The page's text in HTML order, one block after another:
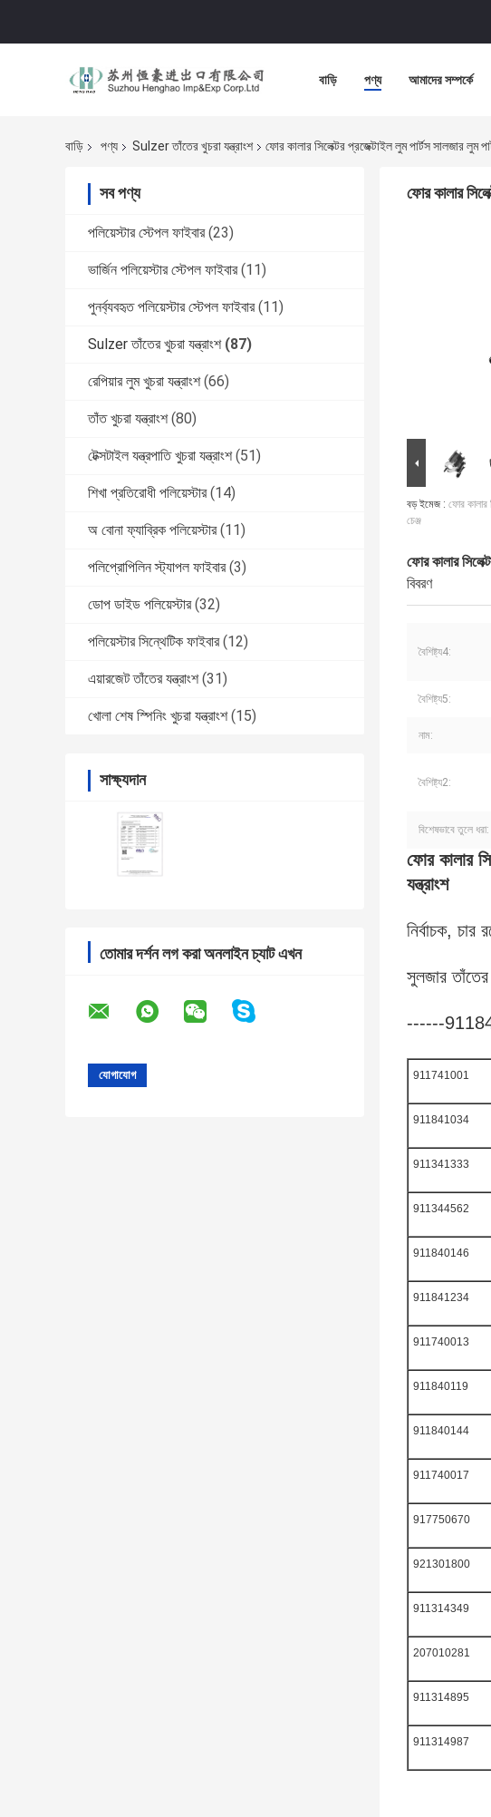
বাড়ি পণ্য আমাদের সম্পর্কে
বাড়ি পণ্য Sulzer তাঁতের খুচরা যন্ত্রাংশ ফোর কালার সিলেক্টর প্রজেক্টাইল লুম পার্টস সালজার লুম
সব পণ্য
পলিয়েস্টার স্টেপল ফাইবার (23)
ভার্জিন পলিয়েস্টার স্টেপল ফাইবার (11)
পুনর্ব্যবহৃত পলিয়েস্টার স্টেপল ফাইবার (11)
Sulzer তাঁতের খুচরা যন্ত্রাংশ (87)
রেপিয়ার লুম খুচরা যন্ত্রাংশ (66)
তাঁত খুচরা যন্ত্রাংশ (80)
টেক্সটাইল যন্ত্রপাতি খুচরা যন্ত্রাংশ (51)
শিখা প্রতিরোধী পলিয়েস্টার (14)
অ বোনা ফ্যাব্রিক পলিয়েস্টার (11)
পলিপ্রোপিলিন স্ট্যাপল ফাইবার (3)
ডোপ ডাইড পলিয়েস্টার (32)
পলিয়েস্টার সিন্থেটিক ফাইবার (12)
এয়ারজেট তাঁতের যন্ত্রাংশ (31)
খোলা শেষ স্পিনিং খুচরা যন্ত্রাংশ (15)
সাক্ষ্যদান
তোমার দর্শন লগ করা অনলাইন চ্যাট এখন
ফোর কালার
বড় ইমেজ : ফোর কালার
চেঞ্জ
ফোর কালার
বিবরণ
বৈশিষ্ট্য4:
বৈশিষ্ট্য5:
নাম:
বৈশিষ্ট্য2:
বিশেষভাবে তুলে ধরা:
ফোর কালার
যন্ত্রাংশ
নির্বাচক, চার
সুলজার তাঁতের
------
911741001
911841034
911341333
911344562
911840146
911841234
911740013
911840119
911840144
911740017
917750670
921301800
911314349
207010281
911314895
911314987